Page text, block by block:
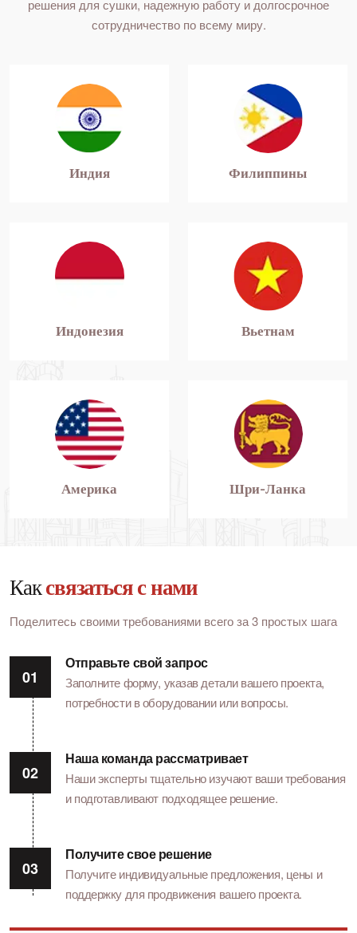
решения для сушки, надежную работу и долгосрочное
сотрудничество по всему миру.
Индия Филиппины
Индонезия Вьетнам
Америка Шри-Ланка
Каксвязаться с нами
Поделитесь своими требованиями всего за 3 простых шага
Отправьте свой запрос
Заполните форму, указав детали вашего проекта,
потребности в оборудовании или вопросы.
Наша команда рассматривает
Наши эксперты тщательно изучают ваши требования
и подготавливают подходящее решение.
Получите свое решение
Получите индивидуальные предложения, цены и
поддержку для продвижения вашего проекта.